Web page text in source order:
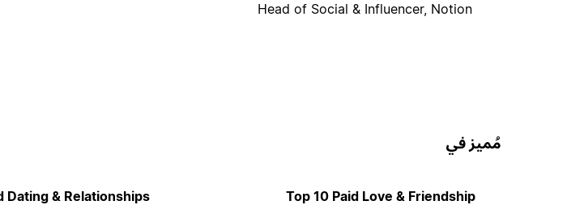
Head of Social & Influencer, Notion
مُميز في
Top 10 Paid Love & Friendship
Dating & Relationships